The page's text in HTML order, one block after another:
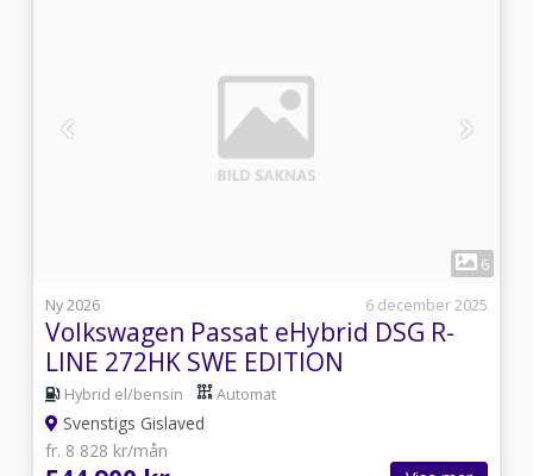
6
Ny 2026
6 december 2025
Volkswagen Passat eHybrid DSG R-
LINE 272HK SWE EDITION
Hybrid el/bensin Automat
Svenstigs Gislaved
fr. 8 828 kr/mån